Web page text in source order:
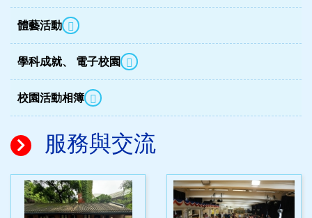
體藝活動
學科成就、 電子校園
校園活動相簿
服務與交流